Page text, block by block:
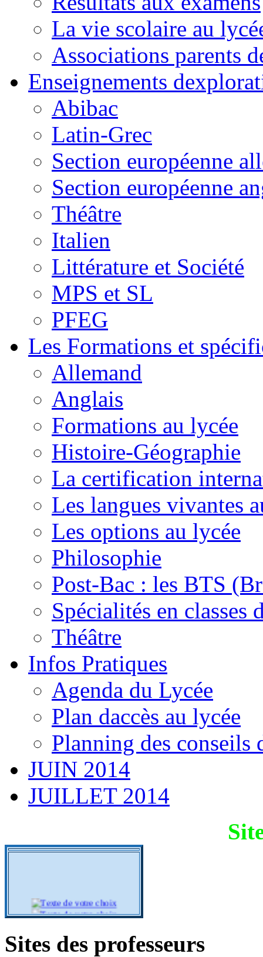
La vie scolaire au
Associations parents
Enseignements
Abibac
Latin-Grec
Section européenne
Section européenne
Théâtre
Italien
Littérature et Société
MPS et SL
PFEG
Les Formations et
Allemand
Anglais
Formations au lycée
Histoire-Géographie
La certification
Les langues vivantes
Les options au lycée
Philosophie
Post-Bac : les BTS
Spécialités en classes
Théâtre
Infos Pratiques
Agenda du Lycée
Plan daccès au lycée
Planning des conseils
JUIN 2014
JUILLET 2014
Sites des professeurs